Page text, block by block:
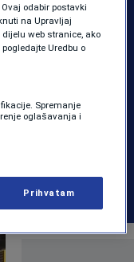
odabir postavki
na Upravljaj
web stranice, ako
Uredbu o
Spremanje
oglašavanja i
Prihvatam